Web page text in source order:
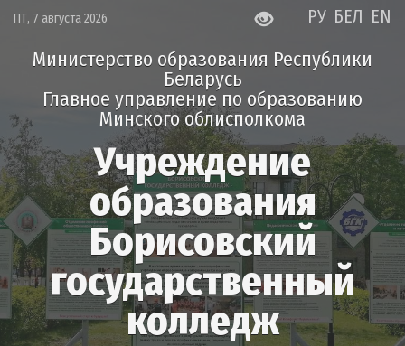
ПТ, 7 августа 2026 РУ БЕЛ EN
Министерство образования Республики
Беларусь
Главное управление по образованию
Минского облисполкома
Учреждение
образования
Борисовский
государственный
колледж